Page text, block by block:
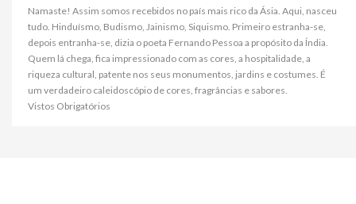
Namaste! Assim somos recebidos no país mais rico da Ásia. Aqui, nasceu
tudo. Hinduísmo, Budismo, Jainismo, Siquismo. Primeiro estranha-se,
depois entranha-se, dizia o poeta Fernando Pessoa a propósito da Índia.
Quem lá chega, fica impressionado com as cores, a hospitalidade, a
riqueza cultural, patente nos seus monumentos, jardins e costumes. É
um verdadeiro caleidoscópio de cores, fragrâncias e sabores.
Vistos Obrigatórios